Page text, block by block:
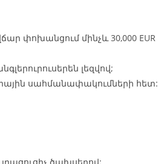
փոխանցում մինչև 30,000 EUR
լեզվով;
սահմանափակումների հետ: